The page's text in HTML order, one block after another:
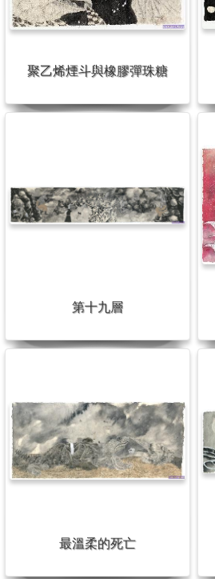
聚乙烯煙斗與橡膠彈珠糖
第十九層
最溫柔的死亡